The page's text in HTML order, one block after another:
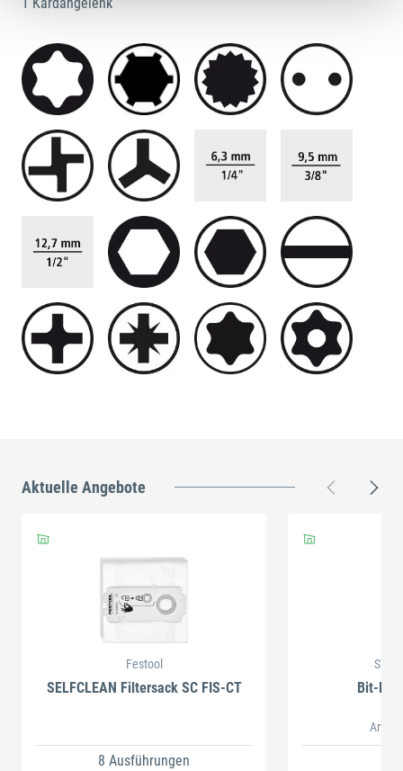
Aktuelle Angebote
Festool
SELFCLEAN Filtersack SC FIS-CT
8 Ausführungen
Bit-